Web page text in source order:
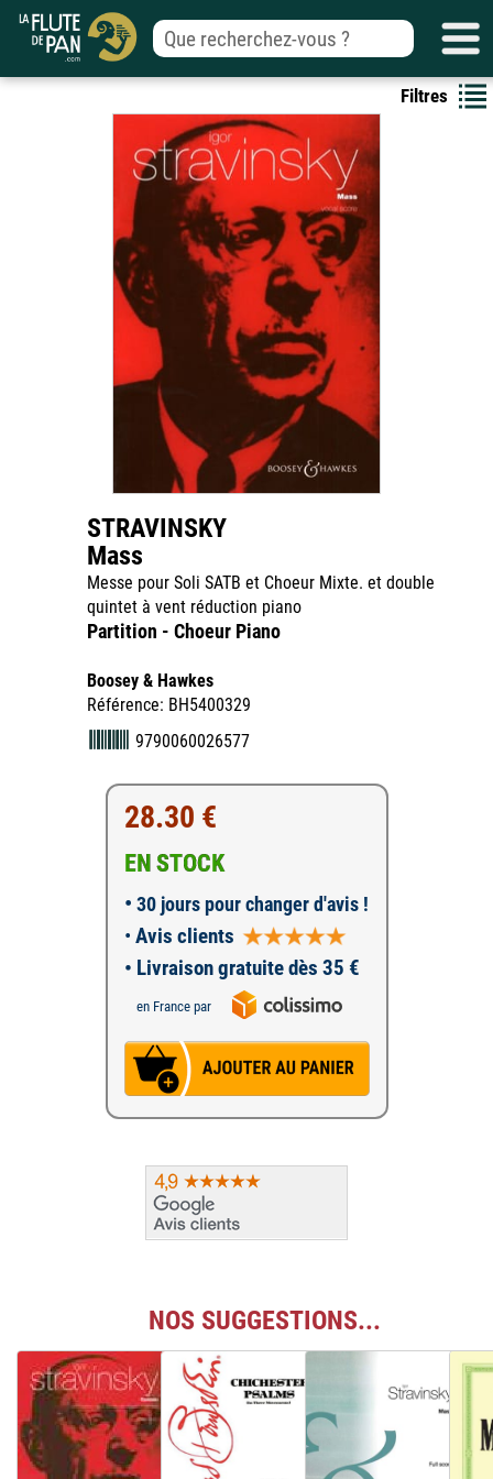
Filtres
STRAVINSKY
Mass
Messe pour Soli SATB et Choeur Mixte. et double
quintet à vent réduction piano
Partition - Choeur Piano
Boosey & Hawkes
Référence: BH5400329
9790060026577
28.30 €
EN STOCK
• 30 jours pour changer d'avis !
• Avis clients
• Livraison gratuite dès 35 €
en France par
NOS SUGGESTIONS...